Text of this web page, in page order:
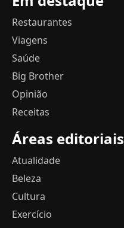
Restaurantes
Viagens
Saúde
Big Brother
Opinião
Receitas
Áreas editoriais
Atualidade
Beleza
Cultura
Exercício